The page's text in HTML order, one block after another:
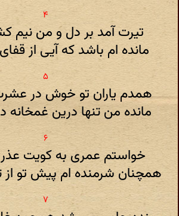
تیرت آمد بر دل و من نیم
مانده ام باشد که آیی از
همدم یاران تو خوش در
مانده من تنها درین
خواستم عمری به کویت عذر
همچنان شرمنده ام پیش تو